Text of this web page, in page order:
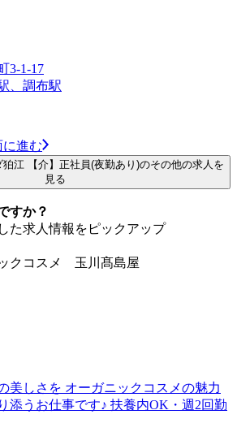
3-1-17
、調布駅
に進む
江 【介】正社員(夜勤あり)のその他の求人を
見る
すか？
た求人情報をピックアップ
クコスメ 玉川髙島屋
美しさを オーガニックコスメの魅力
添うお仕事です♪ 扶養内OK・週2回勤